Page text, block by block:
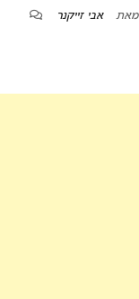
מאת אבי זייקנר